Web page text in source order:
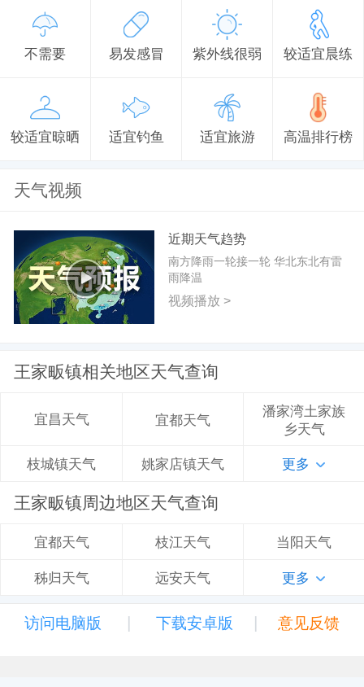
不需要 易发感冒 紫外线很弱 较适宜晨练
较适宜晾晒 适宜钓鱼 适宜旅游 高温排行榜
天气视频
近期天气趋势
南方降雨一轮接一轮 华北东北有雷
雨降温
视频播放 >
王家畈镇相关地区天气查询
宜昌天气 宜都天气
潘家湾土家族
乡天气
枝城镇天气 姚家店镇天气 更多
王家畈镇周边地区天气查询
宜都天气 枝江天气 当阳天气
秭归天气 远安天气 更多
访问电脑版 | 下载安卓版 | 意见反馈